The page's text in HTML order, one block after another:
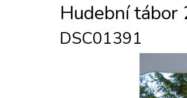
Hudební tábor
DSC01391